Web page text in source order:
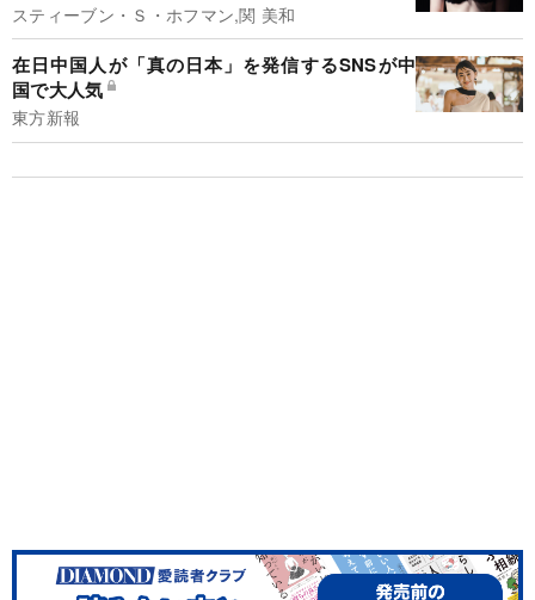
スティーブン・Ｓ・ホフマン,関 美和
在日中国人が「真の日本」を発信するSNSが中
国で大人気
東方新報